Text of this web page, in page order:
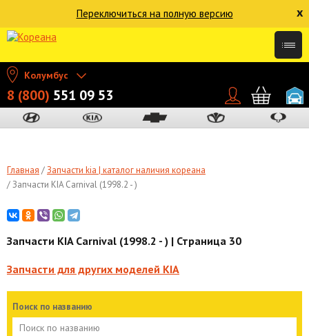
x
Переключиться на полную версию
Колумбус
8 (800) 551 09 53
Главная
Запчасти kia | каталог наличия кореана
Запчасти KIA Carnival (1998.2 - )
Запчасти KIA Carnival (1998.2 - ) | Страница 30
Запчасти для других моделей KIA
Поиск по названию